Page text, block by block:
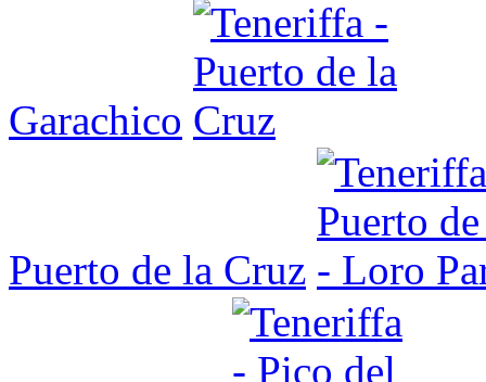
Garachico
Puerto de la Cruz